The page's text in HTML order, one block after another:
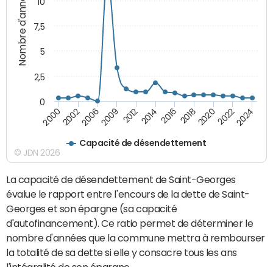
Nombre d'années
Capacité de désendettement
2000200220062009 2012 2014 2016 2018202020222024
0
2,5
5
7,5
© JDN 2026
La capacité de désendettement de Saint-Georges
évalue le rapport entre l'encours de la dette de Saint-
Georges et son épargne (sa capacité
d'autofinancement). Ce ratio permet de déterminer le
nombre d'années que la commune mettra à rembourser
la totalité de sa dette si elle y consacre tous les ans